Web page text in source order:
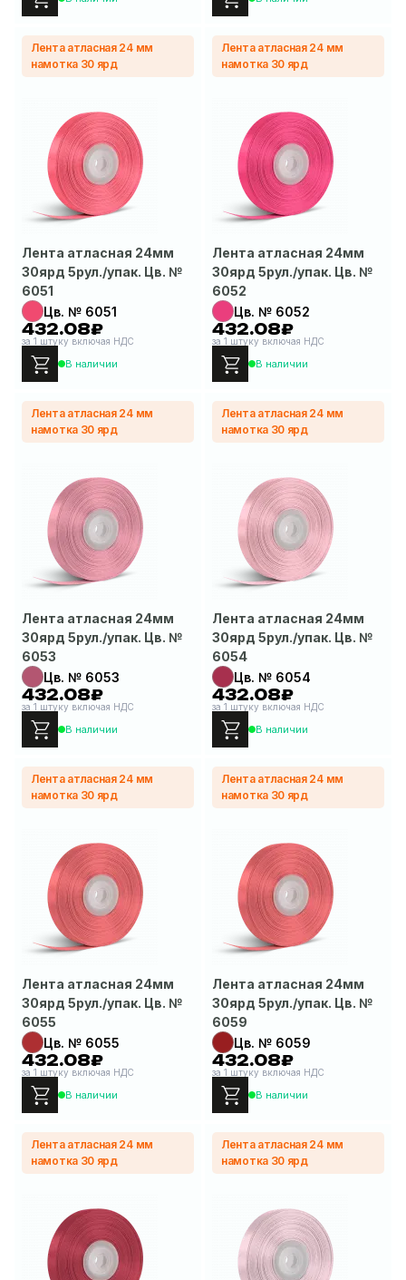
Лента атласная 24 мм
намотка 30 ярд
Лента атласная 24мм
30ярд 5рул./упак. Цв. №
6051
Цв. № 6051
432.08₽
за 1 штуку включая НДС
В наличии
Лента атласная 24 мм
намотка 30 ярд
Лента атласная 24мм
30ярд 5рул./упак. Цв. №
6052
Цв. № 6052
432.08₽
за 1 штуку включая НДС
В наличии
Лента атласная 24 мм
намотка 30 ярд
Лента атласная 24мм
30ярд 5рул./упак. Цв. №
6053
Цв. № 6053
432.08₽
за 1 штуку включая НДС
В наличии
Лента атласная 24 мм
намотка 30 ярд
Лента атласная 24мм
30ярд 5рул./упак. Цв. №
6054
Цв. № 6054
432.08₽
за 1 штуку включая НДС
В наличии
Лента атласная 24 мм
намотка 30 ярд
Лента атласная 24мм
30ярд 5рул./упак. Цв. №
6055
Цв. № 6055
432.08₽
за 1 штуку включая НДС
В наличии
Лента атласная 24 мм
намотка 30 ярд
Лента атласная 24мм
30ярд 5рул./упак. Цв. №
6059
Цв. № 6059
432.08₽
за 1 штуку включая НДС
В наличии
Лента атласная 24 мм
намотка 30 ярд
Лента атласная 24 мм
намотка 30 ярд